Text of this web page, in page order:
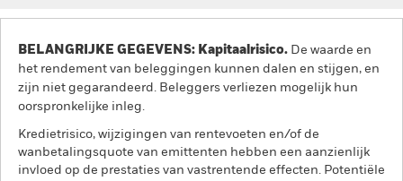
BELANGRIJKE GEGEVENS: Kapitaalrisico. De waarde en
het rendement van beleggingen kunnen dalen en stijgen, en
zijn niet gegarandeerd. Beleggers verliezen mogelijk hun
oorspronkelijke inleg.
Kredietrisico, wijzigingen van rentevoeten en/of de
wanbetalingsquote van emittenten hebben een aanzienlijk
invloed op de prestaties van vastrentende effecten. Potentiële